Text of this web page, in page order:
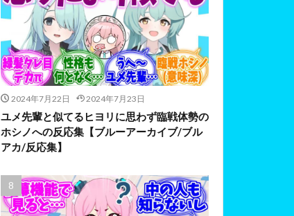
2024年7月22日 2024年7月23日
ユメ先輩と似てるヒヨリに思わず臨戦体勢の
ホシノへの反応集【ブルーアーカイブ/ブル
アカ/反応集】